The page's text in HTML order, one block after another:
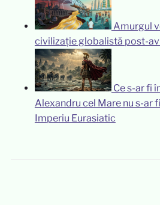
Amurgul
civilizație globalistă post-
Ce s-ar fi
Alexandru cel Mare nu s-ar
Imperiu Eurasiatic